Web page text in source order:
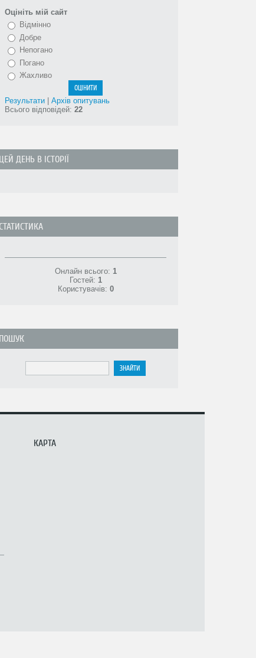
Оцініть мій сайт
Відмінно
Добре
Непогано
Погано
Жахливо
Результати
Архів опитувань
Всього відповідей: 22
ЦЕЙ ДЕНЬ В ІСТОРІЇ
СТАТИСТИКА
Онлайн всього: 1
Гостей: 1
Користувачів: 0
ПОШУК
КАРТА